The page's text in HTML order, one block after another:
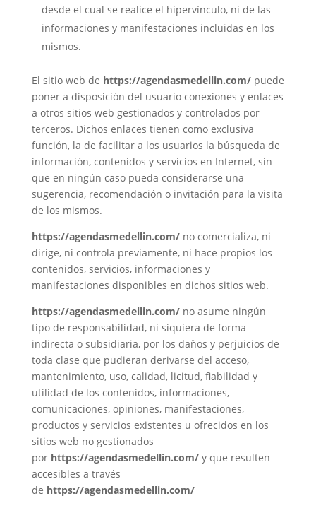
desde el cual se realice el hipervínculo, ni de las
informaciones y manifestaciones incluidas en los
mismos.
El sitio web de https://agendasmedellin.com/puede
poner a disposición del usuario conexiones y enlaces
a otros sitios web gestionados y controlados por
terceros. Dichos enlaces tienen como exclusiva
función, la de facilitar a los usuarios la búsqueda de
información, contenidos y servicios en Internet, sin
que en ningún caso pueda considerarse una
sugerencia, recomendación o invitación para la visita
de los mismos.
https://agendasmedellin.com/no comercializa, ni
dirige, ni controla previamente, ni hace propios los
contenidos, servicios, informaciones y
manifestaciones disponibles en dichos sitios web.
https://agendasmedellin.com/no asume ningún
tipo de responsabilidad, ni siquiera de forma
indirecta o subsidiaria, por los daños y perjuicios de
toda clase que pudieran derivarse del acceso,
mantenimiento, uso, calidad, licitud, fiabilidad y
utilidad de los contenidos, informaciones,
comunicaciones, opiniones, manifestaciones,
productos y servicios existentes u ofrecidos en los
sitios web no gestionados
por https://agendasmedellin.com/y que resulten
accesibles a través
de https://agendasmedellin.com/